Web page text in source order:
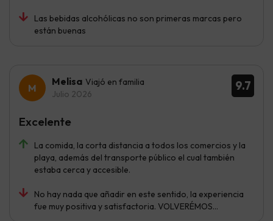
Las bebidas alcohólicas no son primeras marcas pero
están buenas
9.7
Melisa Viajó en familia
Julio 2026
La comida, la corta distancia a todos los comercios y la
playa, además del transporte público el cual también
estaba cerca y accesible.
No hay nada que añadir en este sentido, la experiencia
fue muy positiva y satisfactoria. VOLVERÉMOS...
Excelente